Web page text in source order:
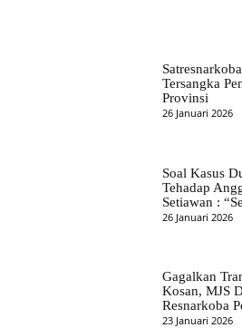
Tersangka
Provinsi
26 Januari 2026
Soal Kasus
Tehadap
Setiawan :
26 Januari 2026
Gagalkan
Kosan, MJS
Resnarkoba
23 Januari 2026